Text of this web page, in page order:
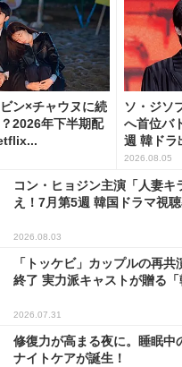
ン×チャウヌに続
2026年下半期配
ソ・ジソ
へ首位バ
週 韓ドラ
2026.08.05
コン・ヒョジン主演「人妻キ
え！7月第5週 韓国ドラマ視
2026.08.03
「トッケビ」カップルの再
終了 実力派キャストが贈る
2026.07.31
修復力が高まる夜に。睡眠中
ナイトケアが誕生！